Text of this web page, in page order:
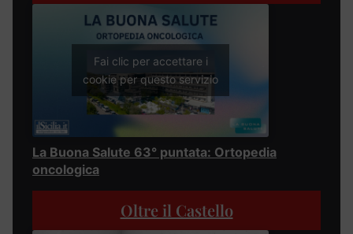
Fai clic per accettare i
cookie per questo servizio
La Buona Salute 63° puntata: Ortopedia
oncologica
Oltre il Castello